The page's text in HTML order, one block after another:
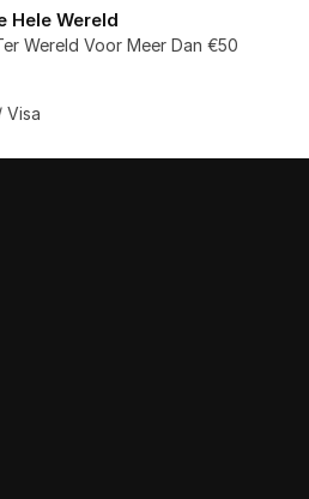
Hele Wereld
Wereld Voor Meer Dan €50
Visa